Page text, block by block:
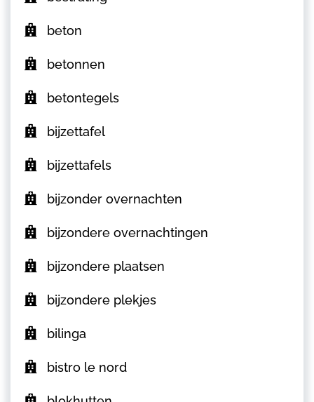
beton
betonnen
betontegels
bijzettafel
bijzettafels
bijzonder overnachten
bijzondere overnachtingen
bijzondere plaatsen
bijzondere plekjes
bilinga
bistro le nord